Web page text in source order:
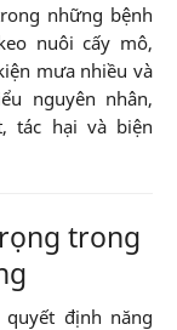
những bệnh
nuôi cấy mô,
mưa nhiều và
nguyên nhân,
tác hại và biện
trong
định năng